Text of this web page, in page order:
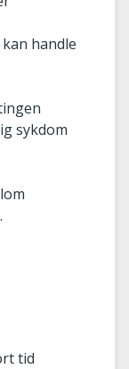
handle
sykdom
tid